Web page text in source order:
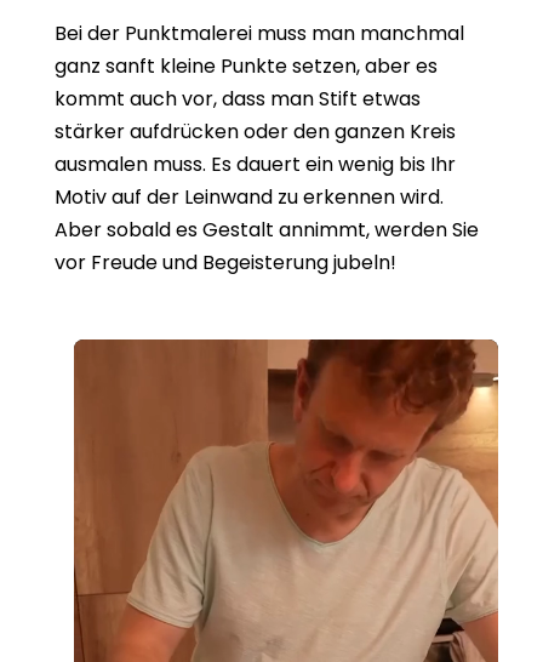
Bei der Punktmalerei muss man manchmal
ganz sanft kleine Punkte setzen, aber es
kommt auch vor, dass man Stift etwas
stärker aufdrücken oder den ganzen Kreis
ausmalen muss. Es dauert ein wenig bis Ihr
Motiv auf der Leinwand zu erkennen wird.
Aber sobald es Gestalt annimmt, werden Sie
vor Freude und Begeisterung jubeln!